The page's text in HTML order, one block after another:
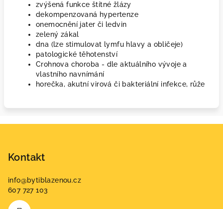
zvýšená funkce štítné žlázy
dekompenzovaná hypertenze
onemocnění jater či ledvin
zelený zákal
dna (lze stimulovat lymfu hlavy a obličeje)
patologické těhotenství
Crohnova choroba - dle aktuálního vývoje a
vlastního navnímání
horečka, akutní virová či bakteriální infekce, růže
Kontakt
info@bytiblazenou.cz
607 727 103